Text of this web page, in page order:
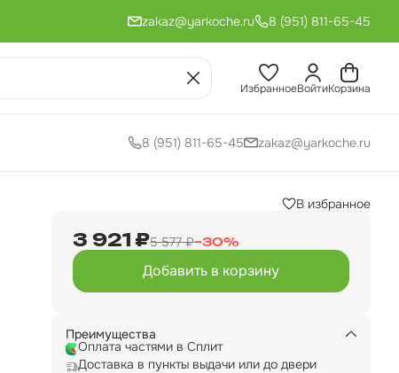
zakaz@yarkoche.ru 8 (951) 811-65-45
ИзбранноеВойтиКорзина
8 (951) 811-65-45 zakaz@yarkoche.ru
В избранное
3 921 ₽5 577 ₽−30%
Добавить в корзину
Преимущества
Оплата частями в Сплит
Доставка в пункты выдачи или до двери